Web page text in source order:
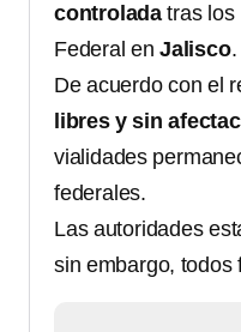
controlada tras los
Federal enJalisco.
De acuerdo con el
libres y sin
vialidades
federales.
Las autoridades
sin embargo,